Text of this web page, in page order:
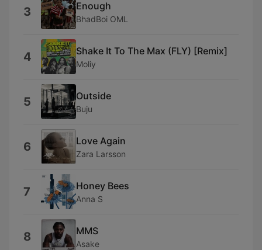
3 Enough
BhadBoi OML
4 Shake It To The Max (FLY) [Remix]
Moliy
5 Outside
Buju
6 Love Again
Zara Larsson
7 Honey Bees
Anna S
8 MMS
Asake